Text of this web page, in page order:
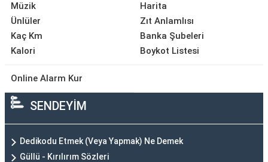
Müzik
Ünlüler
Kaç Km
Kalori
Harita
Zıt Anlamlısı
Banka Şubeleri
Boykot Listesi
Online Alarm Kur
SENDEYİM
Dedikodu Etmek (Veya Yapmak) Ne Demek
Güllü - Kırılırım Sözleri